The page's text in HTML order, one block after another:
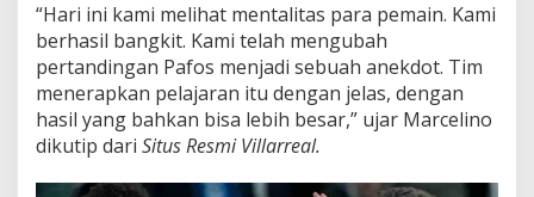
“Hari ini kami melihat mentalitas para pemain. Kami
berhasil bangkit. Kami telah mengubah
pertandingan Pafos menjadi sebuah anekdot. Tim
menerapkan pelajaran itu dengan jelas, dengan
hasil yang bahkan bisa lebih besar,” ujar Marcelino
dikutip dari Situs Resmi Villarreal.